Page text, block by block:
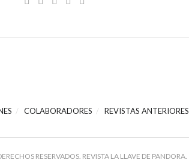
COLABORADORES REVISTAS ANTERIORES
RESERVADOS. REVISTA LA LLAVE DE PANDORA.